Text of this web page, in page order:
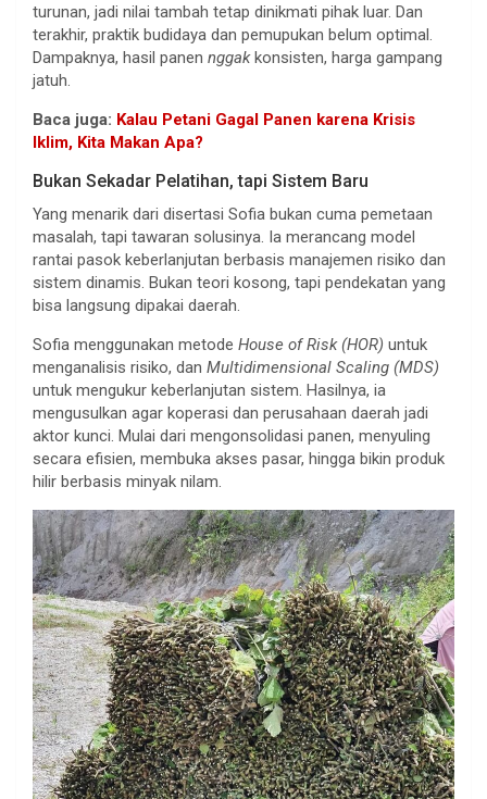
turunan, jadi nilai tambah tetap dinikmati pihak luar. Dan
terakhir, praktik budidaya dan pemupukan belum optimal.
Dampaknya, hasil panen nggakkonsisten, harga gampang
jatuh.
Baca juga: Kalau Petani Gagal Panen karena Krisis
Iklim, Kita Makan Apa?
Bukan Sekadar Pelatihan, tapi Sistem Baru
Yang menarik dari disertasi Sofia bukan cuma pemetaan
masalah, tapi tawaran solusinya. Ia merancang model
rantai pasok keberlanjutan berbasis manajemen risiko dan
sistem dinamis. Bukan teori kosong, tapi pendekatan yang
bisa langsung dipakai daerah.
Sofia menggunakan metode House of Risk (HOR) untuk
menganalisis risiko, dan Multidimensional Scaling (MDS)
untuk mengukur keberlanjutan sistem. Hasilnya, ia
mengusulkan agar koperasi dan perusahaan daerah jadi
aktor kunci. Mulai dari mengonsolidasi panen, menyuling
secara efisien, membuka akses pasar, hingga bikin produk
hilir berbasis minyak nilam.